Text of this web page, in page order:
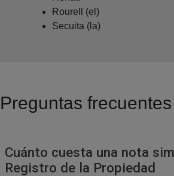
Rourell (el)
Secuita (la)
Preguntas frecuentes
Cuánto cuesta una nota
Registro de la Propiedad